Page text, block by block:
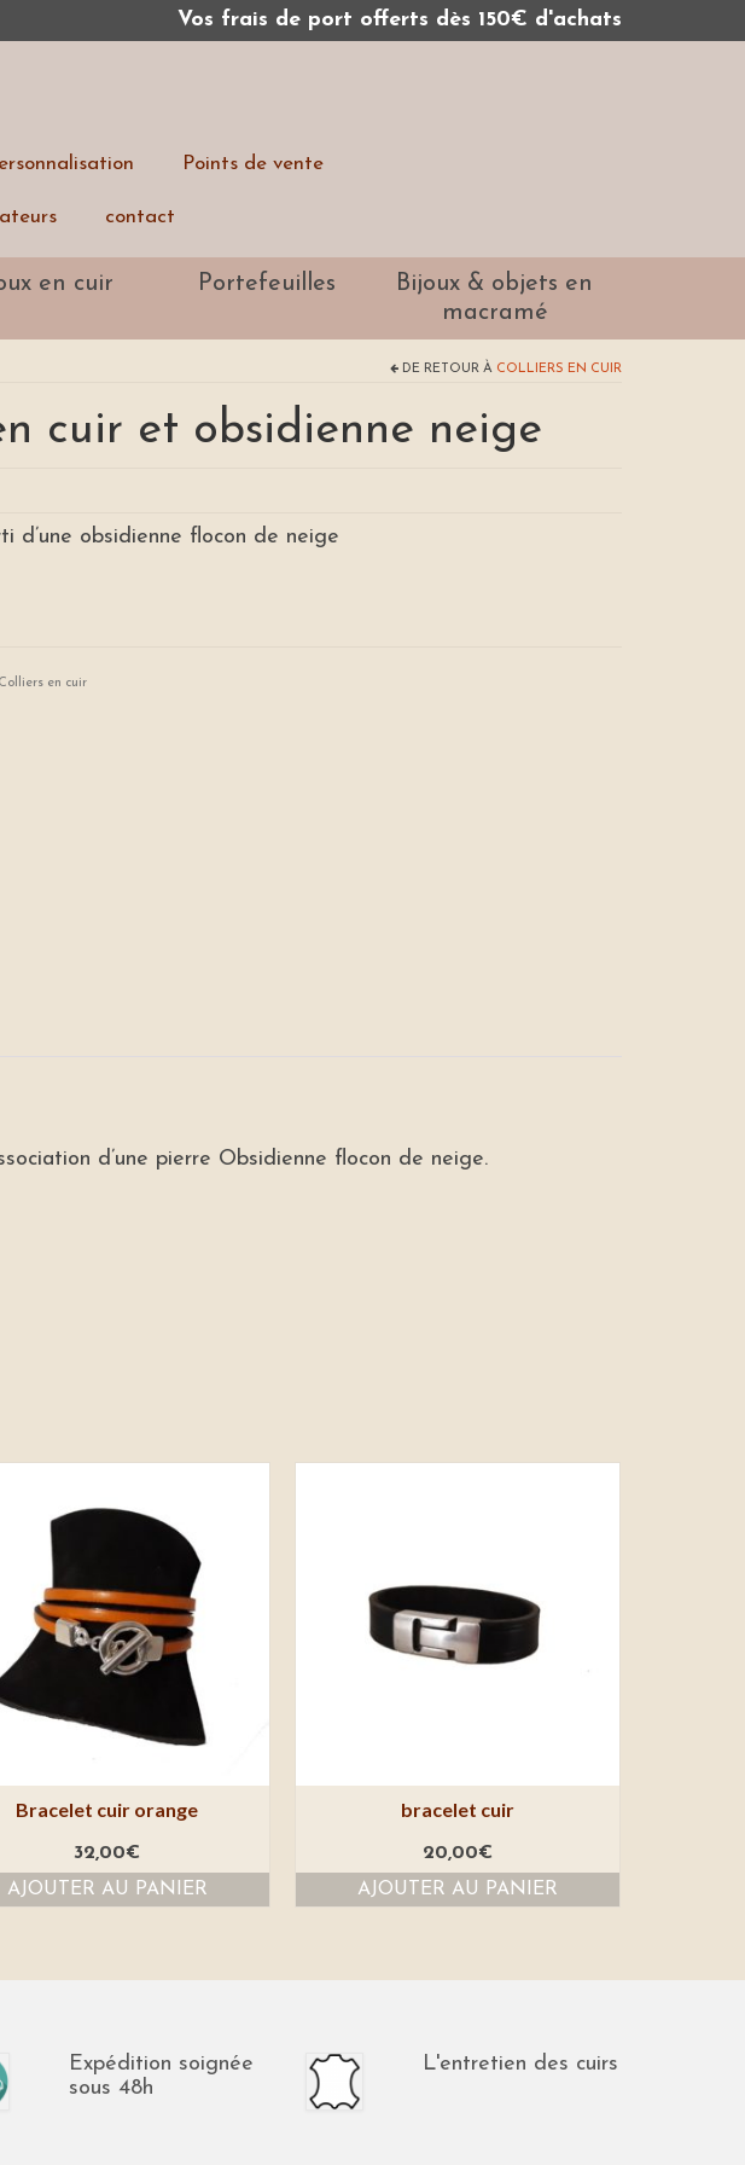
Vos frais de port offerts dès 150€ d'achats
Points de vente
contact
en cuir Portefeuilles
Bijoux & objets en
macramé
DE RETOUR À COLLIERS EN CUIR
cuir et obsidienne neige
d’une obsidienne flocon de neige
Colliers en cuir
d’une pierre Obsidienne flocon de neige.
Bracelet cuir orange
32,00€
AJOUTER AU PANIER
bracelet cuir
20,00€
AJOUTER AU PANIER
Expédition soignée
sous 48h
L'entretien des cuirs